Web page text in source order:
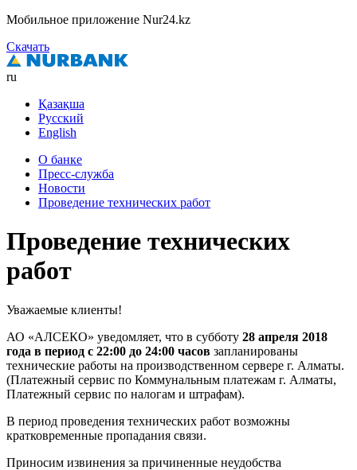
Мобильное приложение Nur24.kz
Скачать
ru
Қазақша
Русский
English
О банке
Пресс-служба
Новости
Проведение технических работ
Проведение технических
работ
Уважаемые клиенты!
АО «АЛСЕКО» уведомляет, что в субботу 28 апреля 2018
года в период с 22:00 до 24:00 часов запланированы
технические работы на производственном сервере г. Алматы.
(Платежный сервис по Коммунальным платежам г. Алматы,
Платежный сервис по налогам и штрафам).
В период проведения технических работ возможны
кратковременные пропадания связи.
Приносим извинения за причиненные неудобства